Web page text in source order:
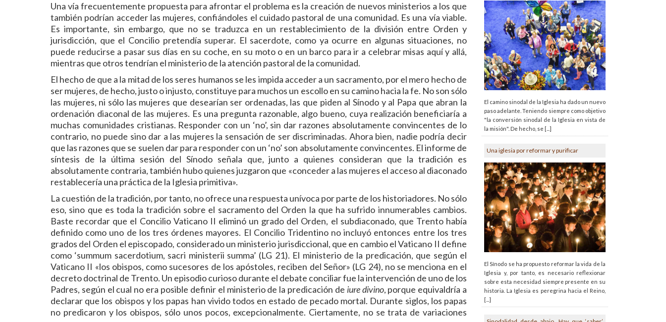
Una vía frecuentemente propuesta para afrontar el problema es la creación de nuevos ministerios a los que
también podrían acceder las mujeres, confiándoles el cuidado pastoral de una comunidad. Es una vía viable.
Es importante, sin embargo, que no se traduzca en un restablecimiento de la división entre Orden y
jurisdicción, que el Concilio pretendía superar. El sacerdote, como ya ocurre en algunas situaciones, no
puede reducirse a pasar sus días en su coche, en su moto o en un barco para ir a celebrar misas aquí y allá,
mientras que otros tendrían el ministerio de la atención pastoral de la comunidad.
El hecho de que a la mitad de los seres humanos se les impida acceder a un sacramento, por el mero hecho de
ser mujeres, de hecho, justo o injusto, constituye para muchos un escollo en su camino hacia la fe. No son sólo
las mujeres, ni sólo las mujeres que desearían ser ordenadas, las que piden al Sínodo y al Papa que abran la
ordenación diaconal de las mujeres. Es una pregunta razonable, algo bueno, cuya realización beneficiaría a
muchas comunidades cristianas. Responder con un ‘no’, sin dar razones absolutamente convincentes de lo
contrario, no puede sino dar a las mujeres la sensación de ser discriminadas. Ahora bien, nadie podría decir
que las razones que se suelen dar para responder con un ‘no’ son absolutamente convincentes. El informe de
síntesis de la última sesión del Sínodo señala que, junto a quienes consideran que la tradición es
absolutamente contraria, también hubo quienes juzgaron que «conceder a las mujeres el acceso al diaconado
restablecería una práctica de la Iglesia primitiva».
La cuestión de la tradición, por tanto, no ofrece una respuesta unívoca por parte de los historiadores. No sólo
eso, sino que es toda la tradición sobre el sacramento del Orden la que ha sufrido innumerables cambios.
Baste recordar que el Concilio Vaticano II eliminó un grado del Orden, el subdiaconado, que Trento había
definido como uno de los tres órdenes mayores. El Concilio Tridentino no incluyó entonces entre los tres
grados del Orden el episcopado, considerado un ministerio jurisdiccional, que en cambio el Vaticano II define
como ‘summum sacerdotium, sacri ministerii summa’ (LG 21). El ministerio de la predicación, que según el
Vaticano II «los obispos, como sucesores de los apóstoles, reciben del Señor» (LG 24), no se menciona en el
decreto doctrinal de Trento. Un episodio curioso durante el debate conciliar fue la intervención de uno de los
Padres, según el cual no era posible definir el ministerio de la predicación de iure divino, porque equivaldría a
declarar que los obispos y los papas han vivido todos en estado de pecado mortal. Durante siglos, los papas
no predicaron y los obispos, sólo unos pocos, excepcionalmente. Ciertamente, no se trata de variaciones
El camino sinodal de la Iglesia ha dado un nuevo
paso adelante. Teniendo siempre como objetivo
"la conversión sinodal de la Iglesia en vista de
la misión". De hecho, se [...]
Una iglesia por reformar y purificar
El Sínodo se ha propuesto reformar la vida de la
Iglesia y, por tanto, es necesario reflexionar
sobre esta necesidad siempre presente en su
historia. La Iglesia es peregrina hacia el Reino,
[...]